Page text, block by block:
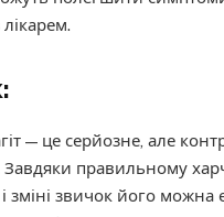
— це серйозне, але
правильному
зміні звичок його можна